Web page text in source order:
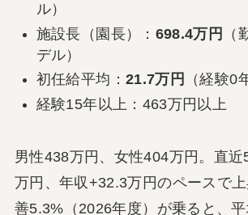
ル）
施設長（園長）： 698.4万円
（
デル）
初任給平均： 21.7万円
（経験0
経験15年以上：463万円以上
男性438万円、女性404万円。直
万円、年収+32.3万円のペースで
善5.3%（2026年度）が乗ると、